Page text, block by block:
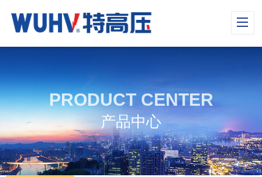
PRODUCT CENTER
产品中心